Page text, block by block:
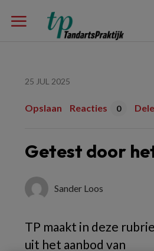
25 JUL 2025
Opslaan Reacties 0
Getest door
Sander Loos
TP maakt in deze
uit het aanbod van